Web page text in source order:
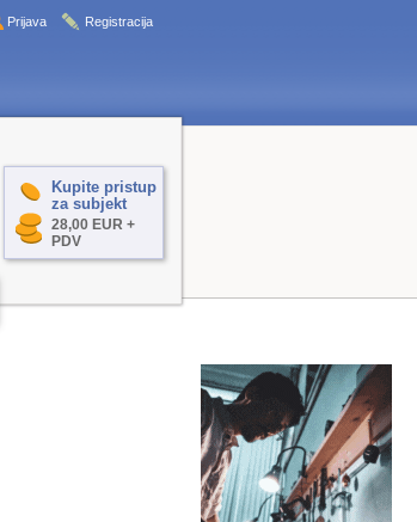
Prijava Registracija
Kupite pristup
za subjekt
28,00 EUR +
PDV